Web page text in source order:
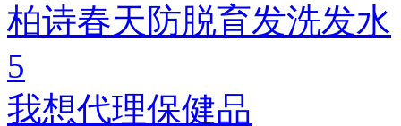
柏诗春天防脱育发洗发水
5
我想代理保健品